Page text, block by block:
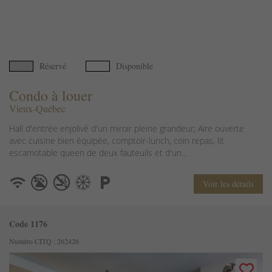
Réservé Disponible
Condo à louer
Vieux-Québec
Hall d'entrée enjolivé d'un miroir pleine grandeur; Aire ouverte
avec cuisine bien équipée, comptoir-lunch, coin repas, lit
escamotable queen de deux fauteuils et d'un...
Voir les détails
Code 1176
Numéro CITQ : 262426